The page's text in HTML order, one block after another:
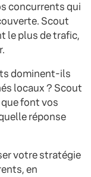
concurrents qui
Scout
le plus de trafic,
dominent-ils
locaux ? Scout
font vos
réponse
votre stratégie
en